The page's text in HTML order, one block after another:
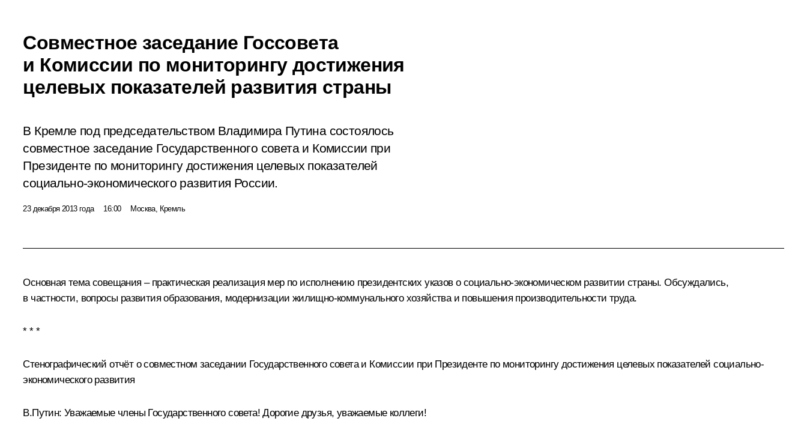
Совместное заседание Госсовета
и Комиссии по мониторингу достижения
целевых показателей развития страны
В Кремле под председательством Владимира Путина состоялось
совместное заседание Государственного совета и Комиссии при
Президенте по мониторингу достижения целевых показателей
социально-экономического развития России.
23 декабря 2013 года 16:00 Москва, Кремль
Основная тема совещания – практическая реализация мер по исполнению президентских указов о социально-экономическом развитии страны. Обсуждались,
в частности, вопросы развития образования, модернизации жилищно-коммунального хозяйства и повышения производительности труда.
* * *
Стенографический отчёт о совместном заседании Государственного совета и Комиссии при Президенте по мониторингу достижения целевых показателей социально-
экономического развития
В.Путин: Уважаемые члены Государственного совета! Дорогие друзья, уважаемые коллеги!